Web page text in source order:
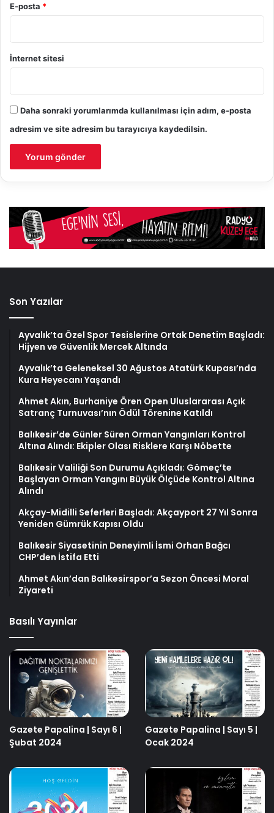
E-posta *
İnternet sitesi
Daha sonraki yorumlarımda kullanılması için adım, e-posta
adresim ve site adresim bu tarayıcıya kaydedilsin.
Son Yazılar
Ayvalık’ta Özel Spor Tesislerine Ortak Denetim Başladı:
Hijyen ve Güvenlik Mercek Altında
Ayvalık’ta Geleneksel 30 Ağustos Atatürk Kupası’nda
Kura Heyecanı Yaşandı
Ahmet Akın, Burhaniye Ören Open Uluslararası Açık
Satranç Turnuvası’nın Ödül Törenine Katıldı
Balıkesir’de Günler Süren Orman Yangınları Kontrol
Altına Alındı: Ekipler Olası Risklere Karşı Nöbette
Balıkesir Valiliği Son Durumu Açıkladı: Gömeç’te
Başlayan Orman Yangını Büyük Ölçüde Kontrol Altına
Alındı
Akçay-Midilli Seferleri Başladı: Akçayport 27 Yıl Sonra
Yeniden Gümrük Kapısı Oldu
Balıkesir Siyasetinin Deneyimli İsmi Orhan Bağcı
CHP’den İstifa Etti
Ahmet Akın’dan Balıkesirspor’a Sezon Öncesi Moral
Ziyareti
Basılı Yayınlar
Gazete Papalina | Sayı 6 |
Şubat 2024
Gazete Papalina | Sayı 5 |
Ocak 2024